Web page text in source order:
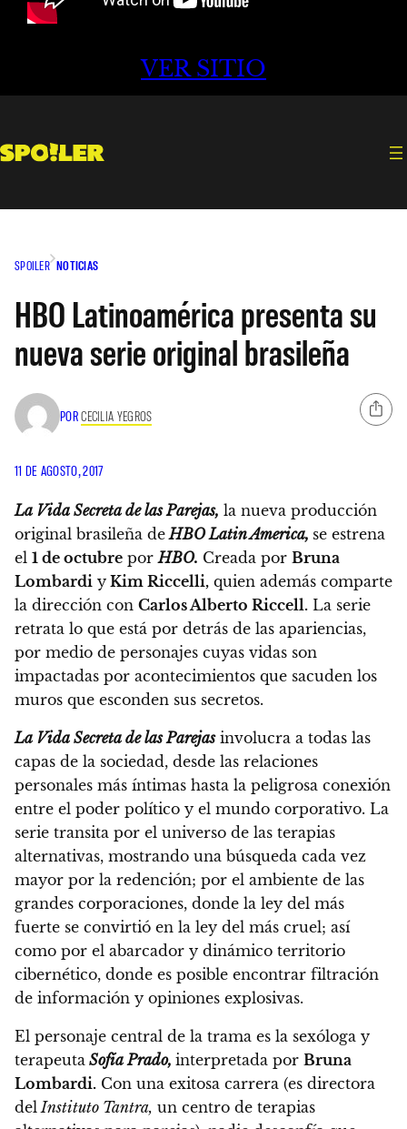
VER SITIO
SPOILER NOTICIAS
HBO Latinoamérica presenta su
nueva serie original brasileña
PORCECILIA YEGROS
11 DE AGOSTO, 2017
La Vida Secreta de las Parejas, la nueva producción
original brasileña deHBO Latin America, se estrena
el 1 de octubre porHBO. Creada por Bruna
Lombardi y Kim Riccelli, quien además comparte
la dirección con Carlos Alberto Riccell. La serie
retrata lo que está por detrás de las apariencias,
por medio de personajes cuyas vidas son
impactadas por acontecimientos que sacuden los
muros que esconden sus secretos.
La Vida Secreta de las Parejasinvolucra a todas las
capas de la sociedad, desde las relaciones
personales más íntimas hasta la peligrosa conexión
entre el poder político y el mundo corporativo. La
serie transita por el universo de las terapias
alternativas, mostrando una búsqueda cada vez
mayor por la redención; por el ambiente de las
grandes corporaciones, donde la ley del más
fuerte se convirtió en la ley del más cruel; así
como por el abarcador y dinámico territorio
cibernético, donde es posible encontrar filtración
de información y opiniones explosivas.
El personaje central de la trama es la sexóloga y
terapeuta Sofía Prado, interpretada por Bruna
Lombardi. Con una exitosa carrera (es directora
del Instituto Tantra, un centro de terapias